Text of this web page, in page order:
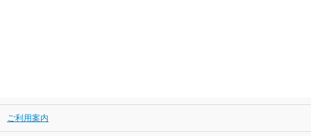
ご利用案内